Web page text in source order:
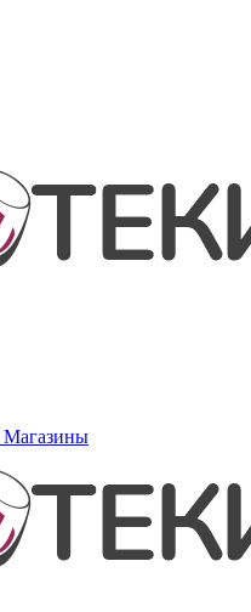
Магазины